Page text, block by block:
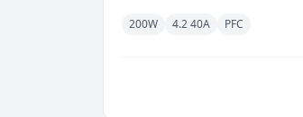
200W 4.2 40A PFC